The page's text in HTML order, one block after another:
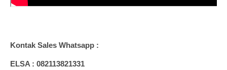
Kontak Sales Whatsapp :
ELSA : 082113821331